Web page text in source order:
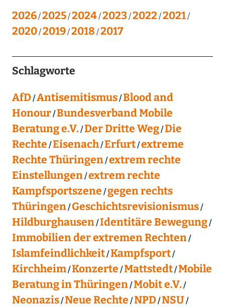
2026 2025 2024 2023 2022 2021
2020 2019 2018 2017
Schlagworte
AfD Antisemitismus Blood and
Honour Bundesverband Mobile
Beratung e.V. Der Dritte Weg Die
Rechte Eisenach Erfurt extreme
Rechte Thüringen extrem rechte
Einstellungen extrem rechte
Kampfsportszene gegen rechts
Thüringen Geschichtsrevisionismus
Hildburghausen Identitäre Bewegung
Immobilien der extremen Rechten
Islamfeindlichkeit Kampfsport
Kirchheim Konzerte Mattstedt Mobile
Beratung in Thüringen Mobit e.V.
Neonazis Neue Rechte NPD NSU